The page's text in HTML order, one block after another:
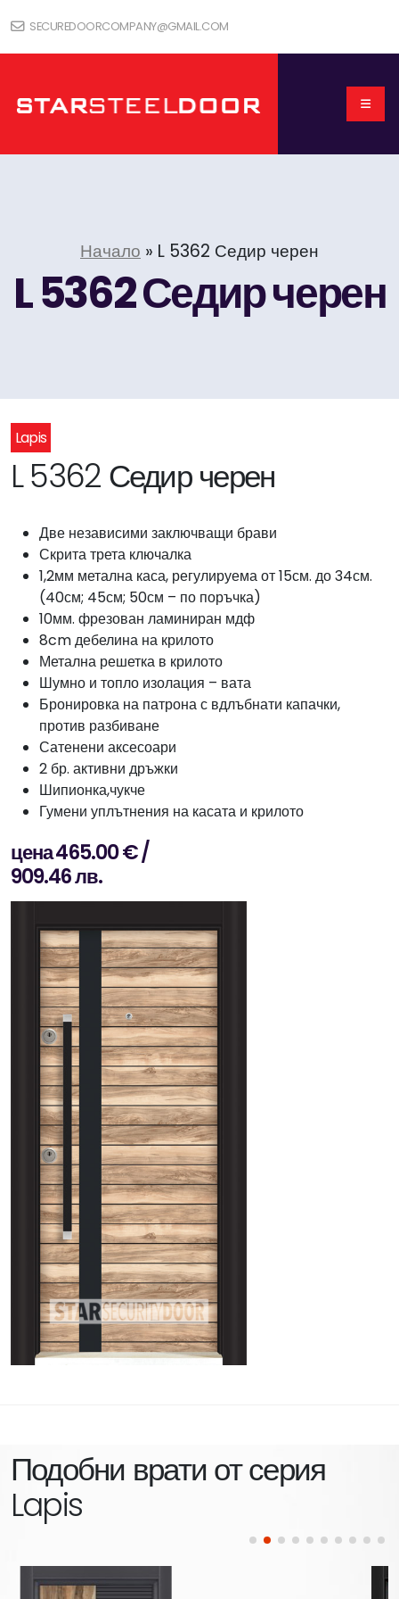
SECUREDOORCOMPANY@GMAIL.COM
Начало » L 5362 Седир черен
L 5362 Седир черен
Lapis
L 5362 Седир черен
Две независими заключващи брави
Скрита трета ключалка
1,2мм метална каса, регулируема от 15см. до 34см.
(40см; 45см; 50см – по поръчка)
10мм. фрезован ламиниран мдф
8cm дебелина на крилото
Метална решетка в крилото
Шумно и топло изолация – вата
Бронировка на патрона с вдлъбнати капачки,
против разбиване
Сатенени аксесоари
2 бр. активни дръжки
Шипионка,чукче
Гумени уплътнения на касата и крилото
цена 465.00 € /
909.46 лв.
Подобни врати от серия
Lapis